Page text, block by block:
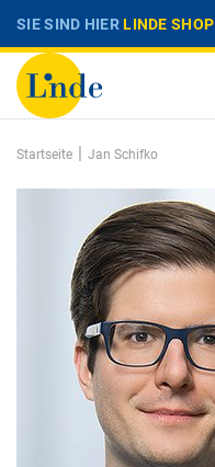
SIE SIND HIERLINDE SHOP
Startseite | Jan Schifko